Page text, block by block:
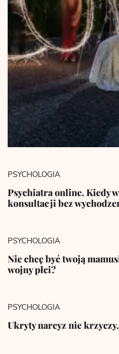
PSYCHOLOGIA
Psychiatra online. Kiedy
konsultacji bez
PSYCHOLOGIA
Nie chcę być twoją
wojny płci?
PSYCHOLOGIA
Ukryty narcyz nie